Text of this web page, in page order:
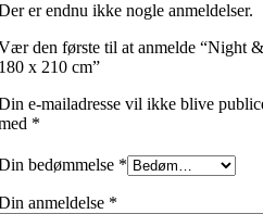
er endnu ikke nogle anmeldelser.
den første til at anmelde “Night
x 210 cm”
e-mailadresse vil ikke blive
*
bedømmelse *
anmeldelse *